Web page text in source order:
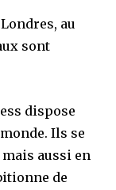
au
sont
dispose
Ils se
aussi en
de